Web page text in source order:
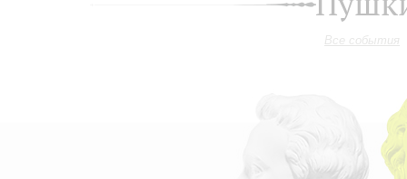
Все события